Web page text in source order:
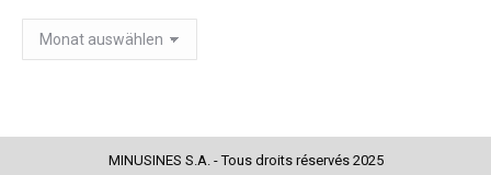
Archiv
MINUSINES S.A. - Tous droits réservés 2025